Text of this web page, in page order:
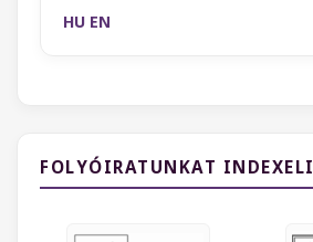
HU EN
FOLYÓIRATUNKAT INDEXELI